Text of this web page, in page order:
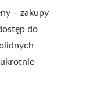
– zakupy
do